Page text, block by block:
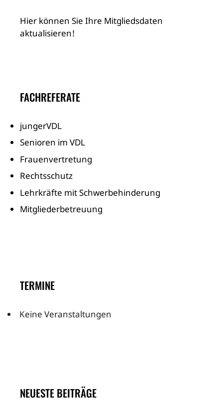
Hier können Sie Ihre Mitgliedsdaten
aktualisieren!
FACHREFERATE
jungerVDL
Senioren im VDL
Frauenvertretung
Rechtsschutz
Lehrkräfte mit Schwerbehinderung
Mitgliederbetreuung
TERMINE
Keine Veranstaltungen
NEUESTE BEITRÄGE